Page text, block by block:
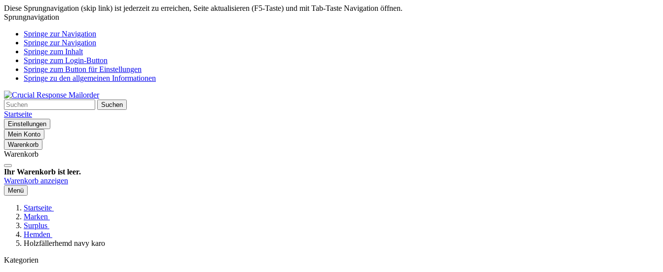
Diese Sprungnavigation (skip link) ist jederzeit zu erreichen, Seite aktualisieren (F5-Taste) und mit Tab-Taste Navigation öffnen.
Sprungnavigation
Springe zur Navigation
Springe zur Navigation
Springe zum Inhalt
Springe zum Login-Button
Springe zum Button für Einstellungen
Springe zu den allgemeinen Informationen
Suchen
Startseite
Einstellungen
Mein Konto
Warenkorb
Warenkorb
Ihr Warenkorb ist leer.
Warenkorb anzeigen
Menü
Startseite
Marken
Surplus
Hemden
Holzfällerhemd navy karo
Kategorien